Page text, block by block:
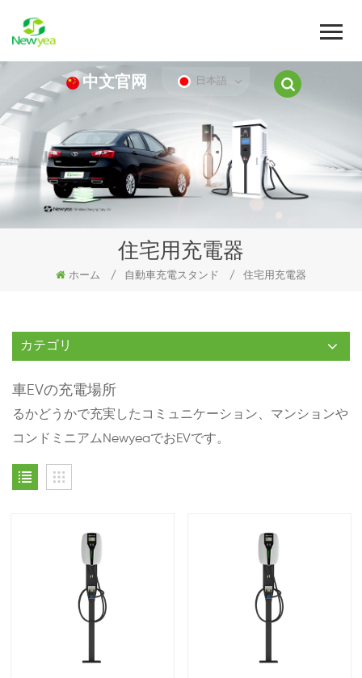
中文官网 日本語
住宅用充電器
ホーム / 自動車充電スタンド / 住宅用充電器
カテゴリ
車EVの充電場所
るかどうかで充実したコミュニケーション、マンションや
コンドミニアムNewyeaでおEVです。